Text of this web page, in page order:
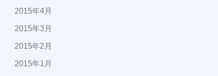
2015年4月
2015年3月
2015年2月
2015年1月